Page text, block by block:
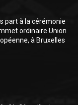
part à la cérémonie
ordinaire Union
à Bruxelles